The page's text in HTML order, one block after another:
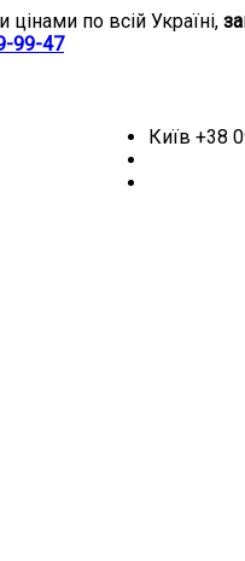
по всій Україні,
99-47
Київ +38